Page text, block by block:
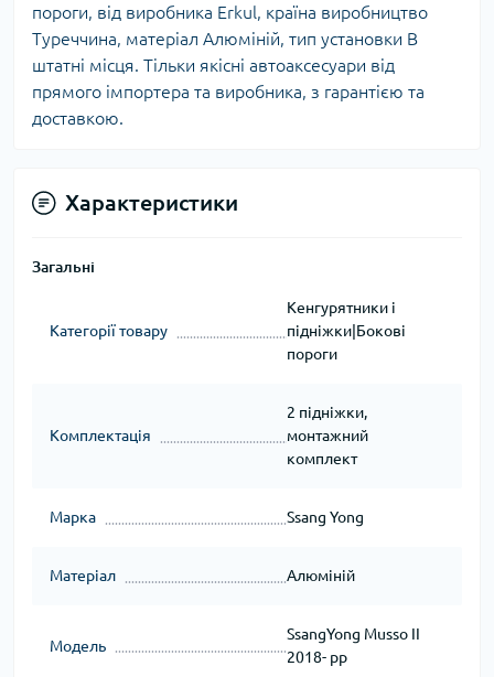
пороги, від виробника Erkul, країна виробництво
Туреччина, матеріал Алюміній, тип установки В
штатні місця. Тільки якісні автоаксесуари від
прямого імпортера та виробника, з гарантією та
доставкою.
Характеристики
Загальні
Категорії товару
Кенгурятники і
підніжки|Бокові
пороги
Комплектація
2 підніжки,
монтажний
комплект
Марка Ssang Yong
Матеріал Алюміній
Модель
SsangYong Musso ІІ
2018- рр